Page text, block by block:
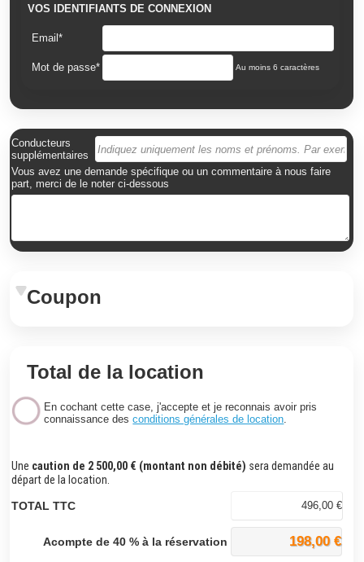
VOS IDENTIFIANTS DE CONNEXION
Email*
Mot de passe* Au moins 6 caractères
Conducteurs
supplémentaires
Vous avez une demande spécifique ou un commentaire à nous faire
part, merci de le noter ci-dessous
Coupon
Total de la location
Encochant cette case, j'accepte et je reconnais avoir pris
connaissance desconditions générales de location.
Une caution de 2 500,00 € (montant non débité) sera demandée au
départ de la location.
TOTAL TTC 496,00 €
Acompte de 40 % à la réservation 198,00 €